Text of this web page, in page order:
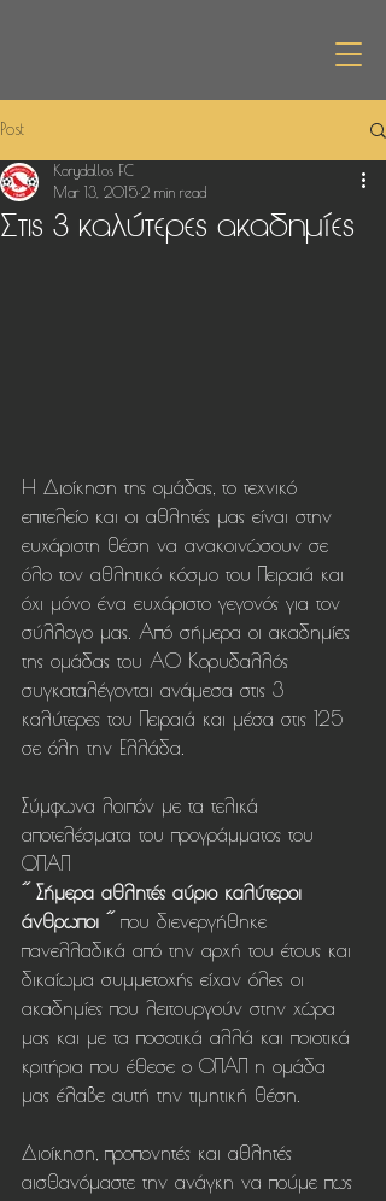
Post
Στις 3 καλύτερες ακαδημίες
Korydallos FC
Mar 13, 2015 2 min read
Η Διοίκηση της ομάδας, το τεχνικό
επιτελείο και οι αθλητές μας είναι στην
ευχάριστη θέση να ανακοινώσουν σε
όλο τον αθλητικό κόσμο του Πειραιά και
όχι μόνο ένα ευχάριστο γεγονός για τον
σύλλογο μας. Από σήμερα οι ακαδημίες
της ομάδας του ΑΟ Κορυδαλλός
συγκαταλέγονται ανάμεσα στις 3
καλύτερες του Πειραιά και μέσα στις 125
σε όλη την Ελλάδα.
Σύμφωνα λοιπόν με τα τελικά
αποτελέσματα του προγράμματος του
ΟΠΑΠ
΄΄ Σήμερα αθλητές αύριο καλύτεροι
άνθρωποι ΄΄ που διενεργήθηκε
πανελλαδικά από την αρχή του έτους και
δικαίωμα συμμετοχής είχαν όλες οι
ακαδημίες που λειτουργούν στην χώρα
μας και με τα ποσοτικά αλλά και ποιοτικά
κριτήρια που έθεσε ο ΟΠΑΠ η ομάδα
μας έλαβε αυτή την τιμητική θέση.
Διοίκηση, προπονητές και αθλητές
αισθανόμαστε την ανάγκη να πούμε πως